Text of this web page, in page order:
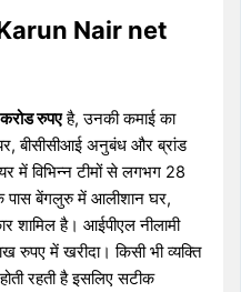
Karun Nair net
रुपएहै, उनकी कमाई का
बीसीसीआई अनुबंध और ब्रांड
में विभिन्न टीमों से लगभग 28
बेंगलुरु में आलीशान घर,
है। आईपीएल नीलामी
रुपए में खरीदा। किसी भी व्यक्ति
रहती है इसलिए सटीक